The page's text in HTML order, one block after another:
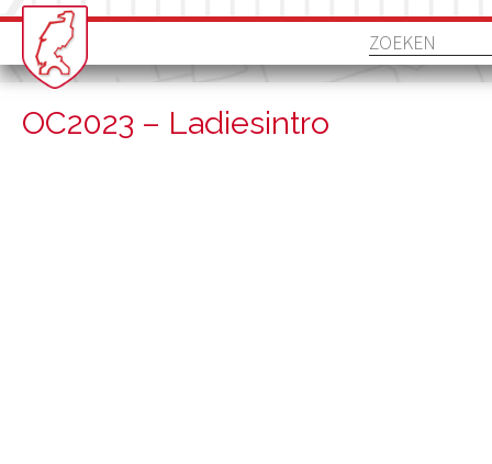
OC2023 – Ladiesintro